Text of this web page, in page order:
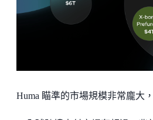
Huma 瞄準的市場規模非常龐大